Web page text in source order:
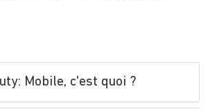
Mobile, c'est quoi ?